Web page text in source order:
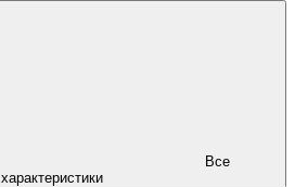
характеристики